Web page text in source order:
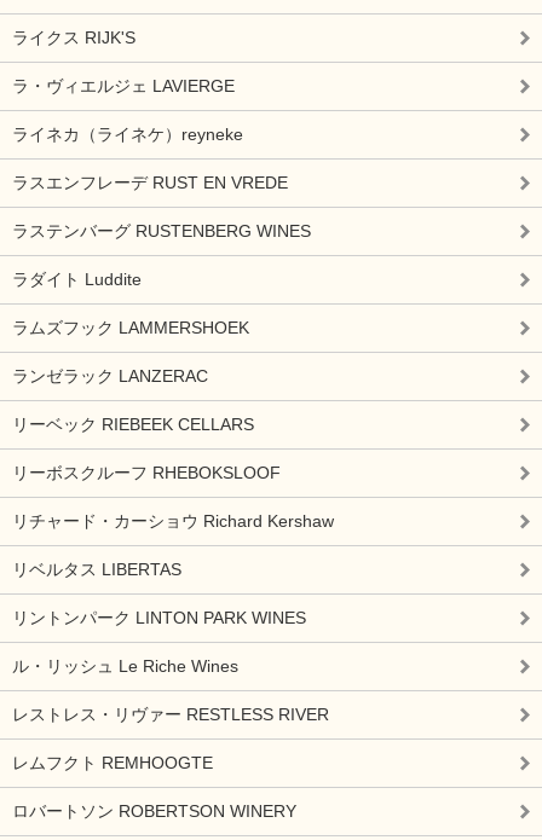
ライクス RIJK'S
ラ・ヴィエルジェ LAVIERGE
ライネカ（ライネケ）reyneke
ラスエンフレーデ RUST EN VREDE
ラステンバーグ RUSTENBERG WINES
ラダイト Luddite
ラムズフック LAMMERSHOEK
ランゼラック LANZERAC
リーベック RIEBEEK CELLARS
リーボスクルーフ RHEBOKSLOOF
リチャード・カーショウ Richard Kershaw
リベルタス LIBERTAS
リントンパーク LINTON PARK WINES
ル・リッシュ Le Riche Wines
レストレス・リヴァー RESTLESS RIVER
レムフクト REMHOOGTE
ロバートソン ROBERTSON WINERY